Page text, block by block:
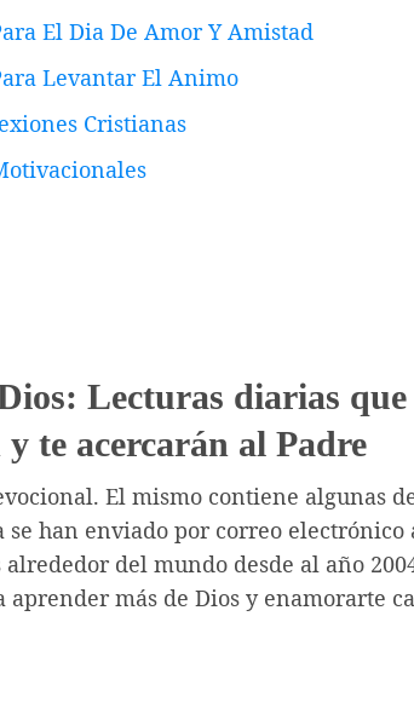
El Dia De Amor Y Amistad
Levantar El Animo
Cristianas
Lecturas diarias que
te acercarán al Padre
El mismo contiene algunas
se han enviado por correo electrónico
del mundo desde al año
aprender más de Dios y enamorarte